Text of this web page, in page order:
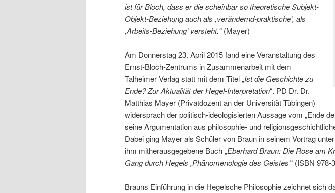
ist für Bloch, dass er die scheinbar so theoretische Subjekt-
Objekt-Beziehung auch als ,verändernd-praktische‘, als
,Arbeits-Beziehung‘ versteht.“(Mayer)
Am Donnerstag 23. April 2015 fand eine Veranstaltung des
Ernst-Bloch-Zentrums in Zusammenarbeit mit dem
Talheimer Verlag statt mit dem Titel „Ist die Geschichte zu
Ende? Zur Aktualität der Hegel-Interpretation“. PD Dr. Dr.
Matthias Mayer (Privatdozent an der Universität Tübingen)
widersprach der politisch-ideologisierten Aussage vom „Ende
seine Argumentation aus philosophie- und
Dabei ging Mayer als Schüler von Braun in seinem Vortrag
ihm mitherausgegebene Buch „Eberhard Braun: Die Rose am
Gang durch Hegels ,Phänomenologie des Geistes‘“ (ISBN 978-
Brauns Einführung in die Hegelsche Philosophie zeichnet sich